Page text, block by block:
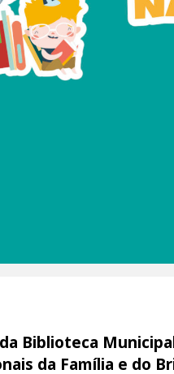
Biblioteca
da Família e do